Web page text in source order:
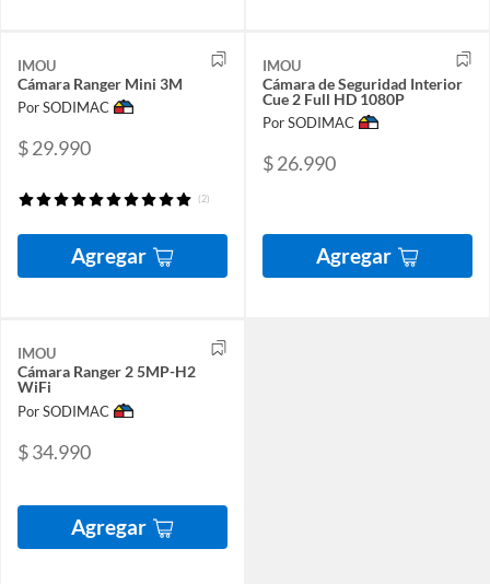
IMOU
Cámara Ranger Mini 3M
Por SODIMAC
$ 29.990
(2)
Agregar
IMOU
Cámara de Seguridad Interior
Cue 2 Full HD 1080P
Por SODIMAC
$ 26.990
Agregar
IMOU
Cámara Ranger 2 5MP-H2
WiFi
Por SODIMAC
$ 34.990
Agregar